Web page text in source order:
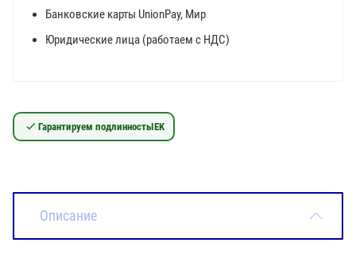
Банковские карты UnionPay, Мир
Юридические лица (работаем с НДС)
Гарантируем подлинностьIEK
Описание